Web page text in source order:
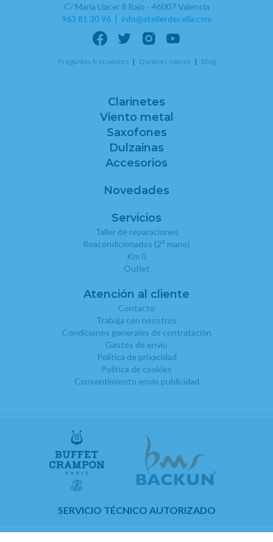
C/ Maria Llacer 8 Bajo - 46007 Valencia
963 81 30 96| info@atelierdecelia.com
Preguntas frecuentes Quiénes somos Blog
Clarinetes
Viento metal
Saxofones
Dulzainas
Accesorios
Novedades
Servicios
Taller de reparaciones
Reacondicionados (2a mano)
Km 0
Outlet
Atención al cliente
Contacto
Trabaja con nosotros
Condiciones generales de contratación
Gastos de envío
Política de privacidad
Política de cookies
Consentimiento envío publicidad
SERVICIO TÉCNICO AUTORIZADO